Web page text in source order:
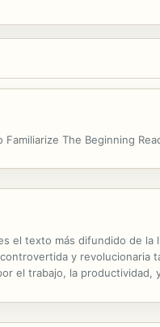
The Beginning
el texto más difundido de
y revolucionaria
el trabajo, la